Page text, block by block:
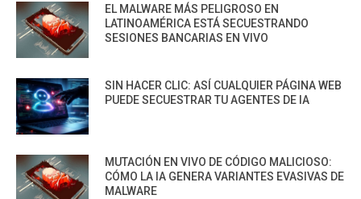
EL MALWARE MÁS PELIGROSO EN
LATINOAMÉRICA ESTÁ SECUESTRANDO
SESIONES BANCARIAS EN VIVO
SIN HACER CLIC: ASÍ CUALQUIER PÁGINA WEB
PUEDE SECUESTRAR TU AGENTES DE IA
MUTACIÓN EN VIVO DE CÓDIGO MALICIOSO:
CÓMO LA IA GENERA VARIANTES EVASIVAS DE
MALWARE